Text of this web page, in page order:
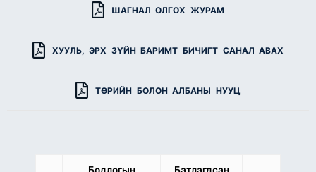
ШАГНАЛ ОЛГОХ ЖУРАМ
ХУУЛЬ, ЭРХ ЗҮЙН БАРИМТ БИЧИГТ САНАЛ АВАХ
ТӨРИЙН БОЛОН АЛБАНЫ НУУЦ